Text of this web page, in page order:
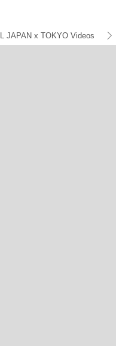
JAPAN x TOKYO Videos